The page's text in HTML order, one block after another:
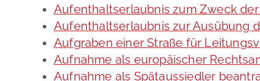
Aufenthaltserlaubnis zum Zweck
Aufenthaltserlaubnis zur Ausübung
Aufgraben einer Straße für
Aufnahme als europäischer
Aufnahme als Spätaussiedler